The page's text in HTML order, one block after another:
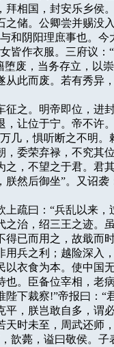
拜相国，封安乐乡侯
之储。公卿尝并赐没
和阴阳理庶事也。今
皆作衣服。三府议：“
废，当务存立，以
此而废。若有秀异，
征之。明帝即位，进
让位于宁。帝不许
几，惧听断之不明。
，委荣弃禄，不究其
，不望之于君。君
然后御坐”。又诏袭
上疏曰：“兵乱以来，
之治，绍三王之迹。
得已而用之，故戢而
兵之利；越险深入，
衣食为本。使中国
。臣备位宰相，老
下裁察!”帝报曰：“
平，朕岂敢自多，谓
时未至，周武还师
歆薨，谥曰敬侯。子